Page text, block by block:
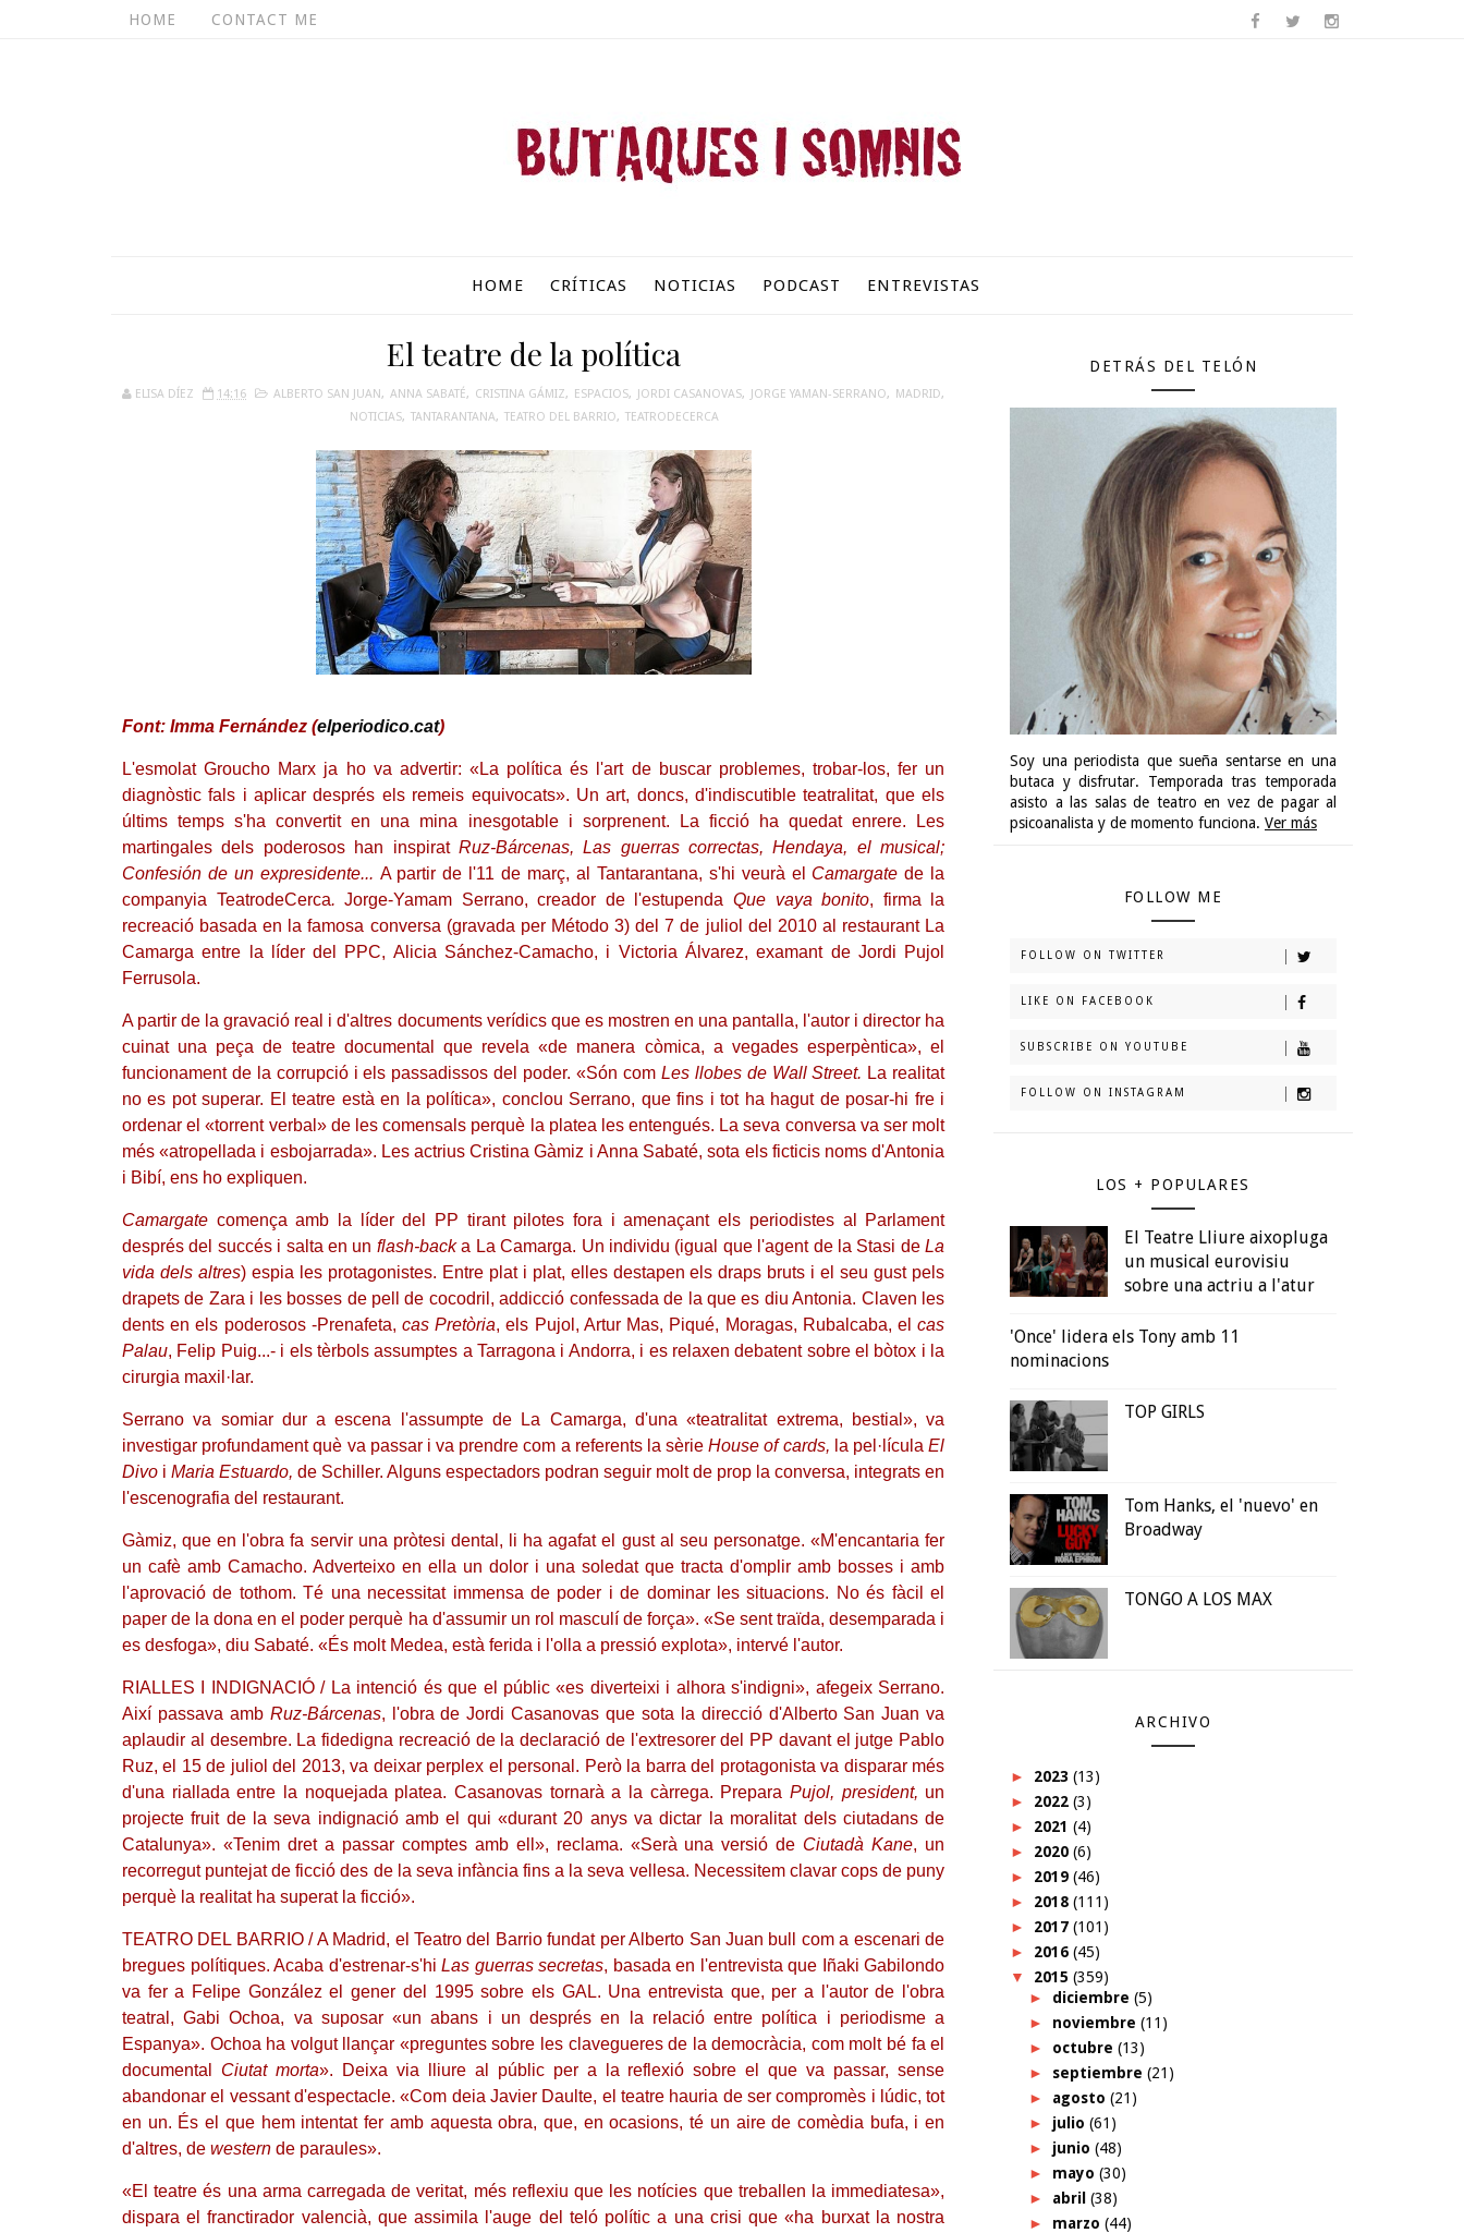
HOME CONTACT ME
HOME CRÍTICAS NOTICIAS PODCAST ENTREVISTAS
El teatre de la política
ELISA DÍEZ 14:16 ALBERTO SAN JUAN, ANNA SABATÉ, CRISTINA GÁMIZ, ESPACIOS, JORDI CASANOVAS, JORGE YAMAN-SERRANO, MADRID,
NOTICIAS, TANTARANTANA, TEATRO DEL BARRIO, TEATRODECERCA
Font: Imma Fernández (elperiodico.cat)
L'esmolat Groucho Marx ja ho va advertir: «La política és l'art de buscar problemes, trobar-los, fer un
diagnòstic fals i aplicar després els remeis equivocats». Un art, doncs, d'indiscutible teatralitat, que els
últims temps s'ha convertit en una mina inesgotable i sorprenent. La ficció ha quedat enrere. Les
martingales dels poderosos han inspirat Ruz-Bárcenas, Las guerras correctas, Hendaya, el musical;
Confesión de un expresidente... A partir de l'11 de març, al Tantarantana, s'hi veurà el Camargatede la
companyia TeatrodeCerca. Jorge-Yamam Serrano, creador de l'estupenda Que vaya bonito, firma la
recreació basada en la famosa conversa (gravada per Método 3) del 7 de juliol del 2010 al restaurant La
Camarga entre la líder del PPC, Alicia Sánchez-Camacho, i Victoria Álvarez, examant de Jordi Pujol
Ferrusola.
A partir de la gravació real i d'altres documents verídics que es mostren en una pantalla, l'autor i director ha
cuinat una peça de teatre documental que revela «de manera còmica, a vegades esperpèntica», el
funcionament de la corrupció i els passadissos del poder. «Són com Les llobes de Wall Street. La realitat
no es pot superar. El teatre està en la política», conclou Serrano, que fins i tot ha hagut de posar-hi fre i
ordenar el «torrent verbal» de les comensals perquè la platea les entengués. La seva conversa va ser molt
més «atropellada i esbojarrada». Les actrius Cristina Gàmiz i Anna Sabaté, sota els ficticis noms d'Antonia
i Bibí, ens ho expliquen.
Camargate comença amb la líder del PP tirant pilotes fora i amenaçant els periodistes al Parlament
després del succés i salta en un flash-backa La Camarga. Un individu (igual que l'agent de la Stasi deLa
vida dels altres) espia les protagonistes. Entre plat i plat, elles destapen els draps bruts i el seu gust pels
drapets de Zara i les bosses de pell de cocodril, addicció confessada de la que es diu Antonia. Claven les
dents en els poderosos -Prenafeta,cas Pretòria, els Pujol, Artur Mas, Piqué, Moragas, Rubalcaba, elcas
Palau, Felip Puig...- i els tèrbols assumptes a Tarragona i Andorra, i es relaxen debatent sobre el bòtox i la
cirurgia maxil·lar.
Serrano va somiar dur a escena l'assumpte de La Camarga, d'una «teatralitat extrema, bestial», va
investigar profundament què va passar i va prendre com a referents la sèrieHouse of cards, la pel·lículaEl
Divo iMaria Estuardo, de Schiller. Alguns espectadors podran seguir molt de prop la conversa, integrats en
l'escenografia del restaurant.
Gàmiz, que en l'obra fa servir una pròtesi dental, li ha agafat el gust al seu personatge. «M'encantaria fer
un cafè amb Camacho. Adverteixo en ella un dolor i una soledat que tracta d'omplir amb bosses i amb
l'aprovació de tothom. Té una necessitat immensa de poder i de dominar les situacions. No és fàcil el
paper de la dona en el poder perquè ha d'assumir un rol masculí de força». «Se sent traïda, desemparada i
es desfoga», diu Sabaté. «És molt Medea, està ferida i l'olla a pressió explota», intervé l'autor.
RIALLES I INDIGNACIÓ / La intenció és que el públic «es diverteixi i alhora s'indigni», afegeix Serrano.
Així passava amb Ruz-Bárcenas, l'obra de Jordi Casanovas que sota la direcció d'Alberto San Juan va
aplaudir al desembre. La fidedigna recreació de la declaració de l'extresorer del PP davant el jutge Pablo
Ruz, el 15 de juliol del 2013, va deixar perplex el personal. Però la barra del protagonista va disparar més
d'una riallada entre la noquejada platea. Casanovas tornarà a la càrrega. Prepara Pujol, president, un
projecte fruit de la seva indignació amb el qui «durant 20 anys va dictar la moralitat dels ciutadans de
Catalunya». «Tenim dret a passar comptes amb ell», reclama. «Serà una versió de Ciutadà Kane, un
recorregut puntejat de ficció des de la seva infància fins a la seva vellesa. Necessitem clavar cops de puny
perquè la realitat ha superat la ficció».
TEATRO DEL BARRIO / A Madrid, el Teatro del Barrio fundat per Alberto San Juan bull com a escenari de
bregues polítiques. Acaba d'estrenar-s'hiLas guerras secretas, basada en l'entrevista que Iñaki Gabilondo
va fer a Felipe González el gener del 1995 sobre els GAL. Una entrevista que, per a l'autor de l'obra
teatral, Gabi Ochoa, va suposar «un abans i un després en la relació entre política i periodisme a
Espanya». Ochoa ha volgut llançar «preguntes sobre les clavegueres de la democràcia, com molt bé fa el
documental Ciutat morta». Deixa via lliure al públic per a la reflexió sobre el que va passar, sense
abandonar el vessant d'espectacle. «Com deia Javier Daulte, el teatre hauria de ser compromès i lúdic, tot
en un. És el que hem intentat fer amb aquesta obra, que, en ocasions, té un aire de comèdia bufa, i en
d'altres, de western de paraules».
«El teatre és una arma carregada de veritat, més reflexiu que les notícies que treballen la immediatesa»,
dispara el franctirador valencià, que assimila l'auge del teló polític a una crisi que «ha burxat la nostra
DETRÁS DEL TELÓN
Soy una periodista que sueña sentarse en una
butaca y disfrutar. Temporada tras temporada
asisto a las salas de teatro en vez de pagar al
psicoanalista y de momento funciona. Ver más
FOLLOW ME
FOLLOW ON TWITTER
LIKE ON FACEBOOK
SUBSCRIBE ON YOUTUBE
FOLLOW ON INSTAGRAM
LOS + POPULARES
El Teatre Lliure aixopluga
un musical eurovisiu
sobre una actriu a l'atur
'Once' lidera els Tony amb 11
nominacions
TOP GIRLS
Tom Hanks, el 'nuevo' en
Broadway
TONGO A LOS MAX
ARCHIVO
► 2023 (13)
► 2022 (3)
► 2021 (4)
► 2020 (6)
► 2019 (46)
► 2018 (111)
► 2017 (101)
► 2016 (45)
▼ 2015 (359)
► diciembre (5)
► noviembre (11)
► octubre (13)
► septiembre (21)
► agosto (21)
► julio (61)
► junio (48)
► mayo (30)
► abril (38)
► marzo (44)